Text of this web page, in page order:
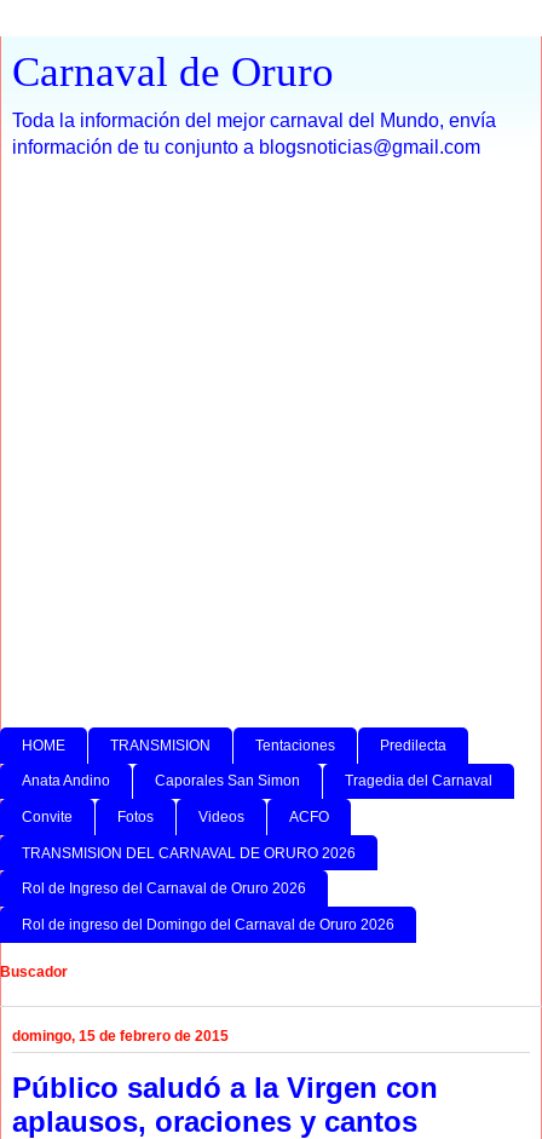
Carnaval de Oruro
Toda la información del mejor carnaval del Mundo, envía
información de tu conjunto a blogsnoticias@gmail.com
HOME TRANSMISION Tentaciones Predilecta
Anata Andino Caporales San Simon Tragedia del Carnaval
Convite Fotos Videos ACFO
TRANSMISION DEL CARNAVAL DE ORURO 2026
Rol de Ingreso del Carnaval de Oruro 2026
Rol de ingreso del Domingo del Carnaval de Oruro 2026
Buscador
domingo, 15 de febrero de 2015
Público saludó a la Virgen con
aplausos, oraciones y cantos